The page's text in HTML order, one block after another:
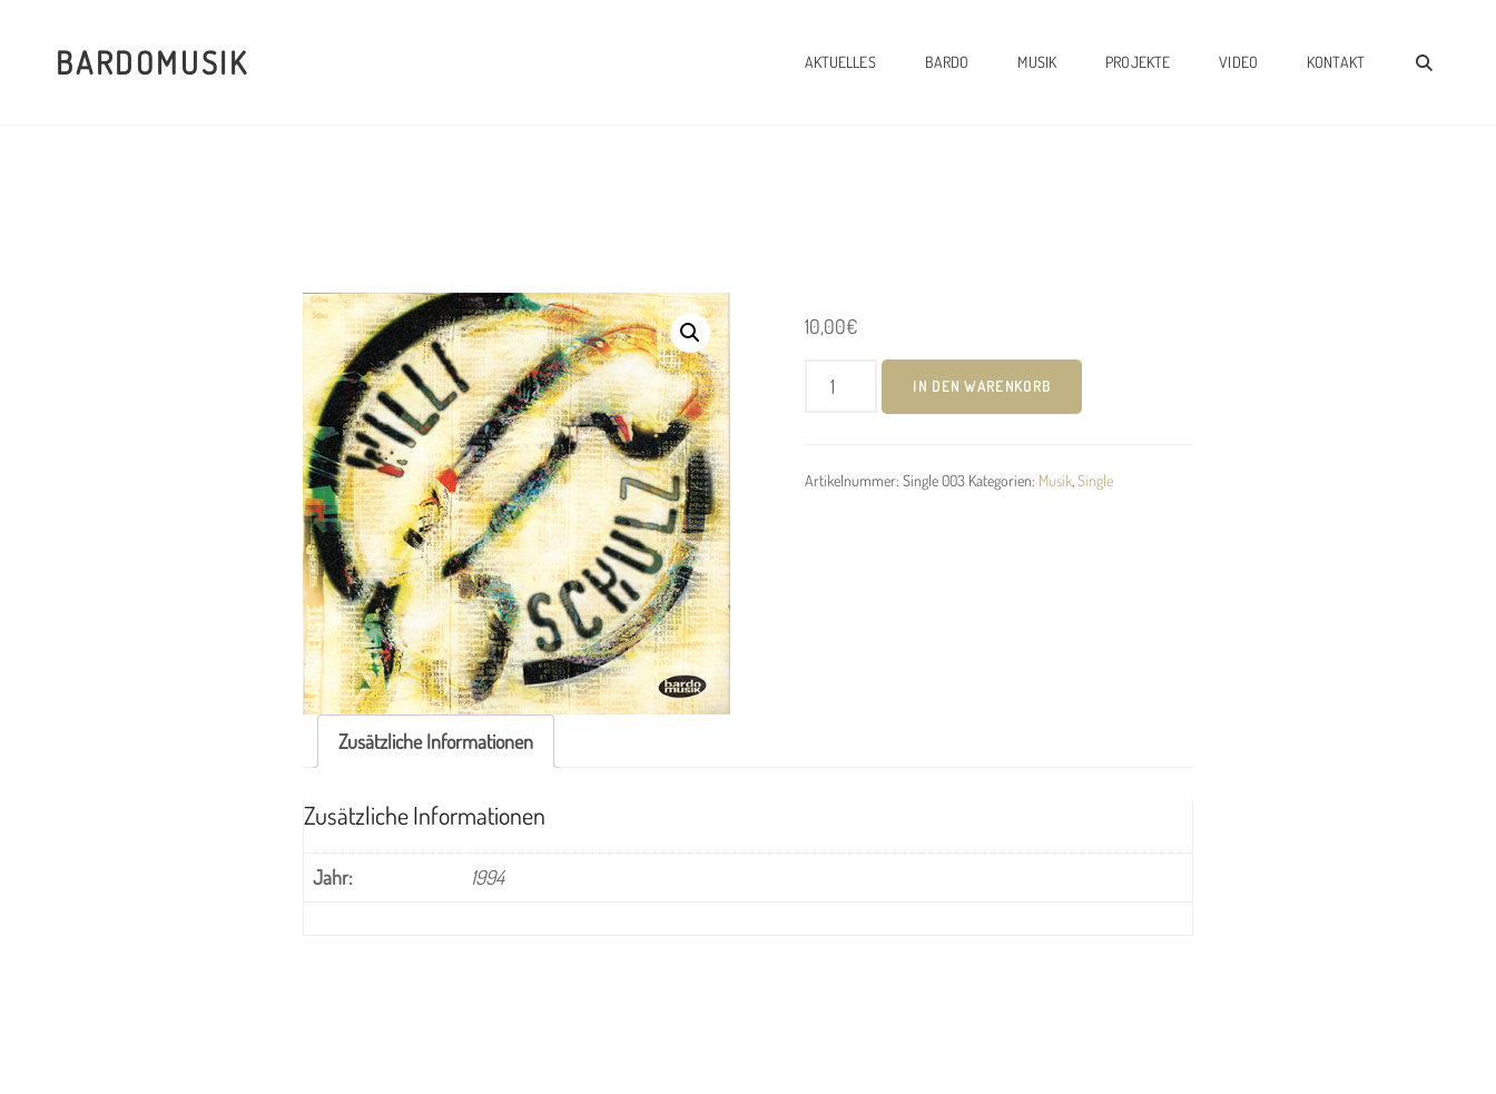
BARDOMUSIK AKTUELLES BARDO MUSIK PROJEKTE VIDEO KONTAKT
10,00€
Bardo
IN DEN WARENKORB
Artikelnummer: Single 003 Kategorien: Musik Single
Zusätzliche Informationen
Zusätzliche Informationen
Jahr: 1994